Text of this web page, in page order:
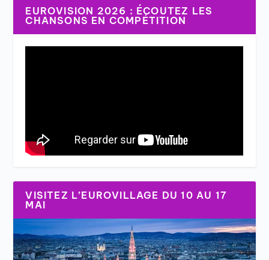
EUROVISION 2026 : ÉCOUTEZ LES
CHANSONS EN COMPÉTITION
VISITEZ L’EUROVILLAGE DU 10 AU 17
MAI